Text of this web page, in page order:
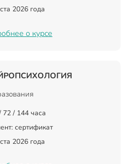
2026 года
о курсе
72 / 144 часа
сертификат
2026 года